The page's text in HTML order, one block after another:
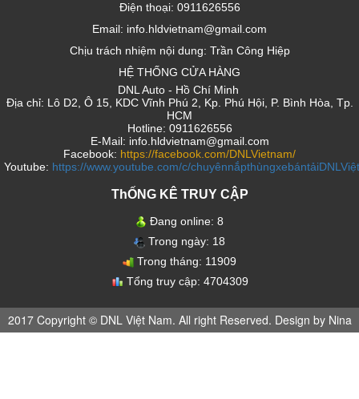
Điện thoại: 0911626556
Email: info.hldvietnam@gmail.com
Chịu trách nhiệm nội dung: Trần Công Hiệp
HỆ THỐNG CỬA HÀNG
DNL Auto - Hồ Chí Minh
Địa chỉ: Lô D2, Ô 15, KDC Vĩnh Phú 2, Kp. Phú Hội, P. Bình Hòa, Tp.
HCM
Hotline: 0911626556
E-Mail: info.hldvietnam@gmail.com
Facebook: https://facebook.com/DNLVietnam/
Youtube: https://www.youtube.com/c/
ThỐNG KÊ TRUY CẬP
Đang online: 8
Trong ngày: 18
Trong tháng: 11909
Tổng truy cập: 4704309
2017 Copyright © DNL Việt Nam. All right Reserved. Design by Nina